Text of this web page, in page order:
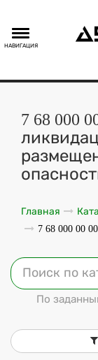
НАВИГАЦИЯ
7 68 000
Главная
7 68 000 00
По